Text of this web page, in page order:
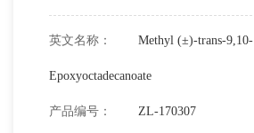
英文名称： Methyl (±)-trans-9,10-
Epoxyoctadecanoate
产品编号： ZL-170307